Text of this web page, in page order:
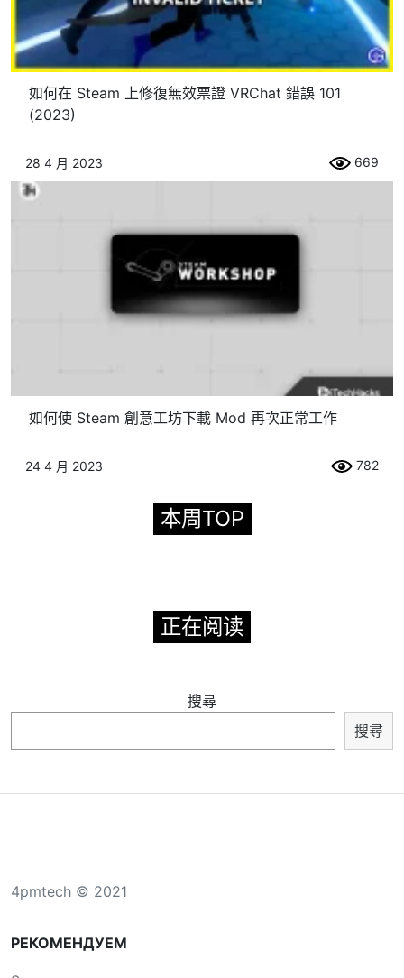
如何在 Steam 上修復無效票證 VRChat 錯誤 101
(2023)
28 4 月 2023 669
如何使 Steam 創意工坊下載 Mod 再次正常工作
24 4 月 2023 782
本周TOP
正在阅读
搜尋
搜尋
4pmtech © 2021
РЕКОМЕНДУЕМ